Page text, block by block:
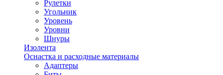
Рулетки
Угольник
Уровень
Уровни
Шнуры
Изолента
Оснастка и расходные материалы
Адаптеры